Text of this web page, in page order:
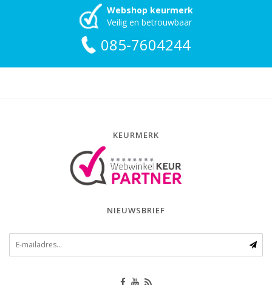
Webshop keurmerk
Veilig en betrouwbaar
085-7604244
KEURMERK
NIEUWSBRIEF